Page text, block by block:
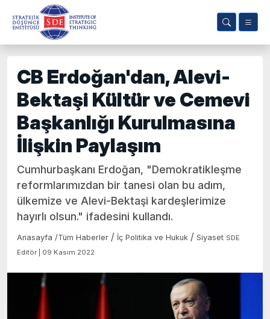
CB Erdoğan'dan, Alevi-
Bektaşi Kültür ve Cemevi
Başkanlığı Kurulmasına
İlişkin Paylaşım
Cumhurbaşkanı Erdoğan, "Demokratikleşme
reformlarımızdan bir tanesi olan bu adım,
ülkemize ve Alevi-Bektaşi kardeşlerimize
hayırlı olsun." ifadesini kullandı.
Anasayfa /Tüm Haberler / İç Politika ve Hukuk / Siyaset SDE
Editör | 09 Kasım 2022